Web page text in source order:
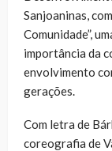
Sanjoaninas,
Comunidade”,
importância da
envolvimento
gerações.
Com letra de
coreografia de